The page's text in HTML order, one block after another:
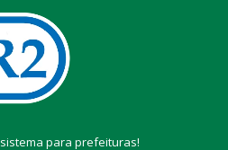
sistema para prefeituras!